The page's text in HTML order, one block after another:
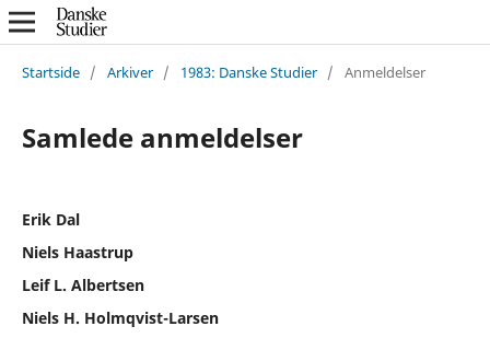
Startside / Arkiver / 1983: Danske Studier / Anmeldelser
Samlede anmeldelser
Erik Dal
Niels Haastrup
Leif L. Albertsen
Niels H. Holmqvist-Larsen